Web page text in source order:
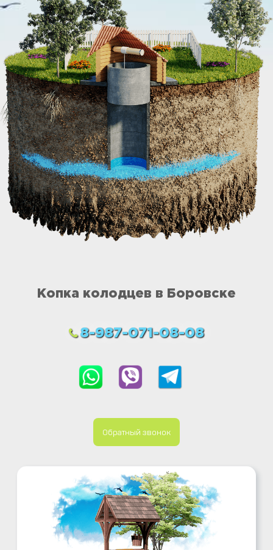
Копка колодцев в Боровске
8-987-071-08-08
Обратный звонок